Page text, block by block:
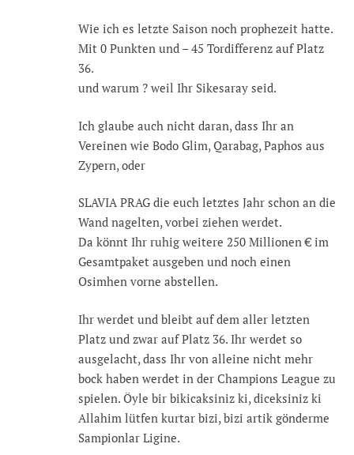
Wie ich es letzte Saison noch prophezeit hatte.
Mit 0 Punkten und – 45 Tordifferenz auf Platz
36.
und warum ? weil Ihr Sikesaray seid.
Ich glaube auch nicht daran, dass Ihr an
Vereinen wie Bodo Glim, Qarabag, Paphos aus
Zypern, oder
SLAVIA PRAG die euch letztes Jahr schon an die
Wand nagelten, vorbei ziehen werdet.
Da könnt Ihr ruhig weitere 250 Millionen € im
Gesamtpaket ausgeben und noch einen
Osimhen vorne abstellen.
Ihr werdet und bleibt auf dem aller letzten
Platz und zwar auf Platz 36. Ihr werdet so
ausgelacht, dass Ihr von alleine nicht mehr
bock haben werdet in der Champions League zu
spielen. Öyle bir bikicaksiniz ki, diceksiniz ki
Allahim lütfen kurtar bizi, bizi artik gönderme
Sampionlar Ligine.